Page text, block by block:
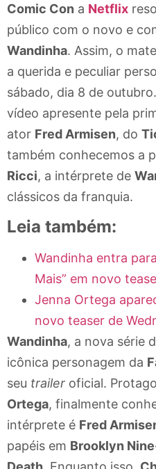
Comic Con a Netflix
público com o novo e
Wandinha. Assim, o
a querida e peculiar
sábado, dia 8 de
vídeo apresente pela
ator Fred Armisen, do
também conhecemos a
Ricci, a intérprete de
clássicos da franquia.
Leia também:
Wandinha entra
Mais” em novo
Jenna Ortega
novo teaser de
Wandinha, a nova série
icônica personagem da
seu trailer oficial.
Ortega, finalmente
intérprete é Fred
papéis em Brooklyn